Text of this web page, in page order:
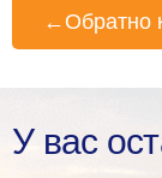
← Обратно
У вас